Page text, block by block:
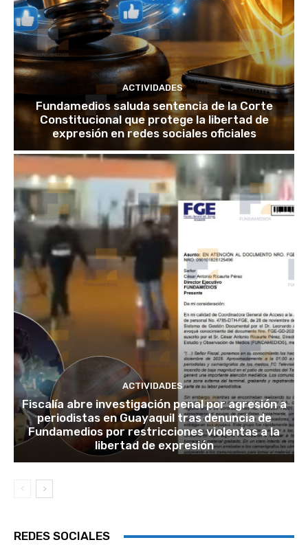
ACTIVIDADES
Fundamedios saluda sentencia de la Corte
Constitucional que protege la libertad de
expresión en redes sociales oficiales
ACTIVIDADES
Fiscalía abre investigación penal por agresión a
periodistas en Guayaquil tras denuncia de
Fundamedios por restricciones violentas a la
libertad de expresión
REDES SOCIALES